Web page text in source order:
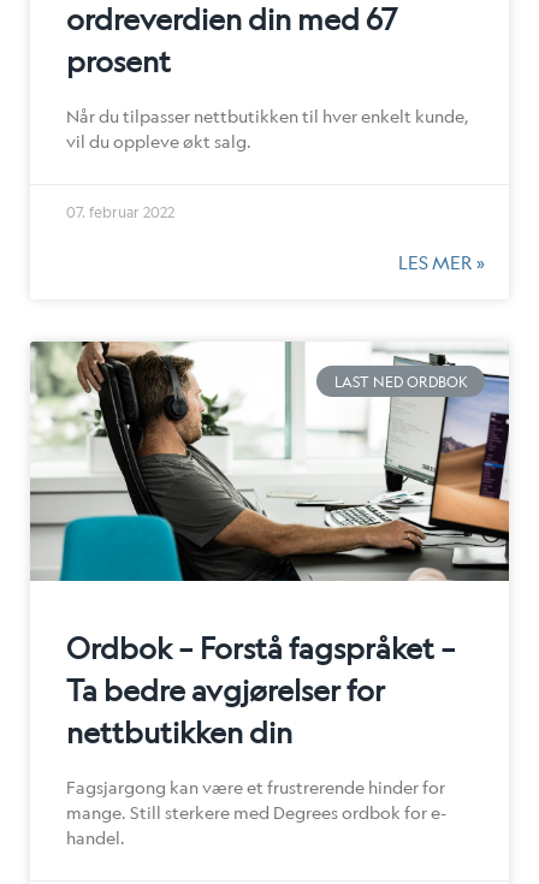
ordreverdien din med 67
prosent
Når du tilpasser nettbutikken til hver enkelt kunde,
vil du oppleve økt salg.
LES MER »
07. februar 2022
LAST NED ORDBOK
Ordbok – Forstå fagspråket –
Ta bedre avgjørelser for
nettbutikken din
Fagsjargong kan være et frustrerende hinder for
mange. Still sterkere med Degrees ordbok for e-
handel.